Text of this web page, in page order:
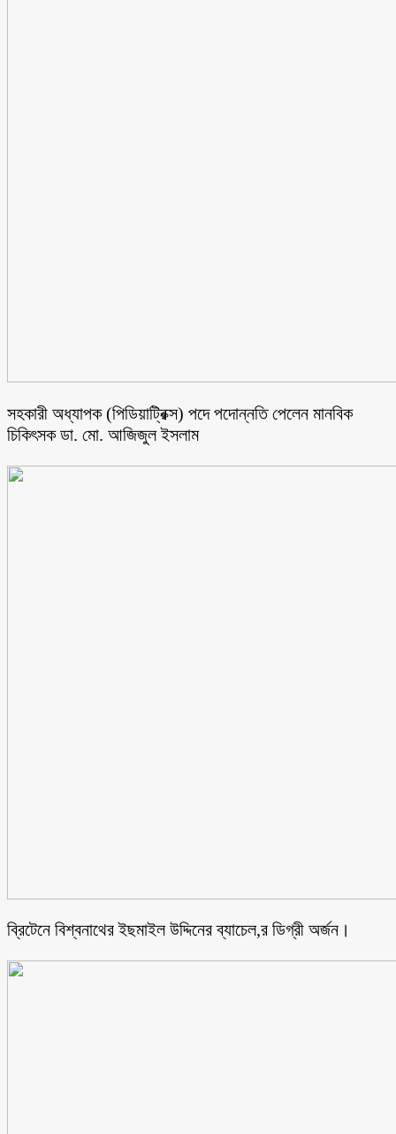
সহকারী অধ্যাপক (পিডিয়াট্রিক্স) পদে পদোন্নতি পেলেন মানবিক
চিকিৎসক ডা. মো. আজিজুল ইসলাম
ব্রিটেনে বিশ্বনাথের ইছমাইল উদ্দিনের ব্যাচেল,র ডিগ্রী অর্জন।